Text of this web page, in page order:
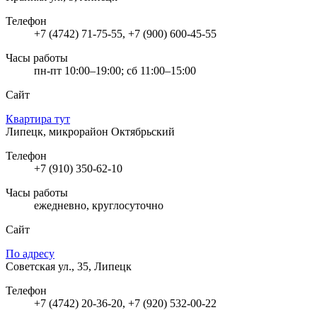
Телефон
+7 (4742) 71-75-55, +7 (900) 600-45-55
Часы работы
пн-пт 10:00–19:00; сб 11:00–15:00
Сайт
Квартира тут
Липецк, микрорайон Октябрьский
Телефон
+7 (910) 350-62-10
Часы работы
ежедневно, круглосуточно
Сайт
По адресу
Советская ул., 35, Липецк
Телефон
+7 (4742) 20-36-20, +7 (920) 532-00-22